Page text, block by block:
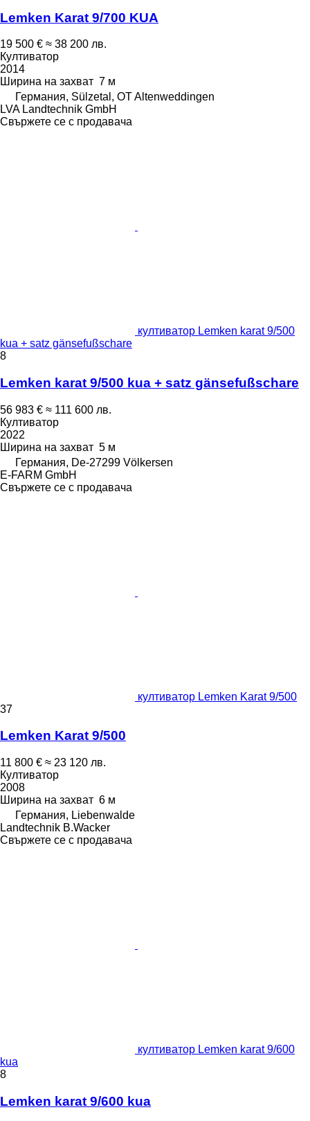
Lemken Karat 9/700 KUA
19 500 € ≈ 38 200 лв.
Култиватор
2014
Ширина на захват 7 м
Германия, Sülzetal, OT Altenweddingen
LVA Landtechnik GmbH
Свържете се с продавача
култиватор Lemken karat 9/500
kua + satz gänsefußschare
8
Lemken karat 9/500 kua + satz gänsefußschare
56 983 € ≈ 111 600 лв.
Култиватор
2022
Ширина на захват 5 м
Германия, De-27299 Völkersen
E-FARM GmbH
Свържете се с продавача
култиватор Lemken Karat 9/500
37
Lemken Karat 9/500
11 800 € ≈ 23 120 лв.
Култиватор
2008
Ширина на захват 6 м
Германия, Liebenwalde
Landtechnik B.Wacker
Свържете се с продавача
култиватор Lemken karat 9/600
kua
8
Lemken karat 9/600 kua